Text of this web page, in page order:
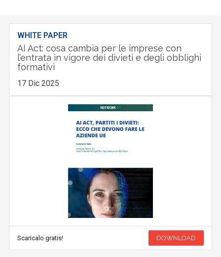
WHITE PAPER
AI Act: cosa cambia per le imprese con
l’entrata in vigore dei divieti e degli obblighi
formativi
17 Dic 2025
Scaricalo gratis! DOWNLOAD